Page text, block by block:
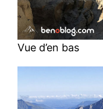
Vue d’en bas